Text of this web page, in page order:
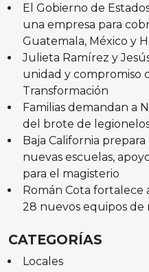
El Gobierno de
una empresa para
Guatemala, México y
Julieta Ramírez y
unidad y compromiso
Transformación
Familias demandan a
del brote de
Baja California
nuevas escuelas,
para el magisterio
Román Cota fortalece
28 nuevos equipos de
CATEGORÍAS
Locales